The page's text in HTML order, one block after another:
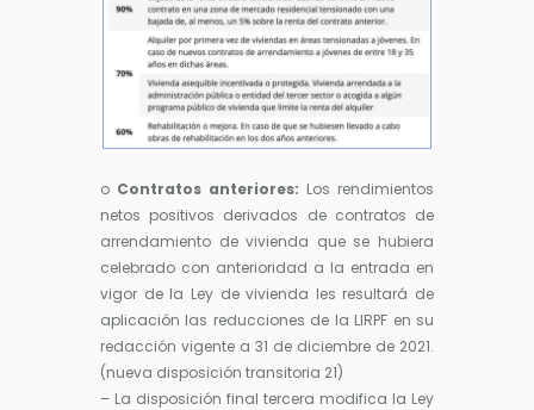
o Contratos anteriores: Los rendimientos
netos positivos derivados de contratos de
arrendamiento de vivienda que se hubiera
celebrado con anterioridad a la entrada en
vigor de la Ley de vivienda les resultará de
aplicación las reducciones de la LIRPF en su
redacción vigente a 31 de diciembre de 2021.
(nueva disposición transitoria 21)
– La disposición final tercera modifica la Ley